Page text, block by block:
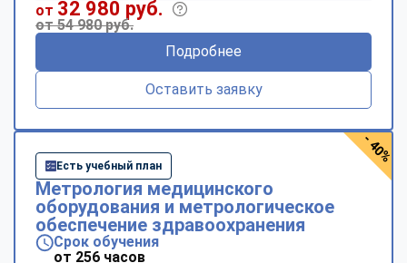
от 32 980 руб.
от 54 980 руб.
Подробнее
Оставить заявку
Есть учебный план
Метрология медицинского
оборудования и метрологическое
обеспечение здравоохранения
Срок обучения
от 256 часов
- 40%